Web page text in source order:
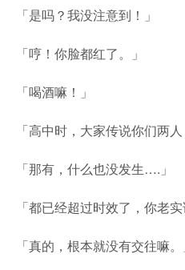
「是吗？我没注意到！」
「哼！你脸都红了。」
「喝酒嘛！」
「高中时，大家传说你们两
「那有，什么也没发生….」
「都已经超过时效了，你老实
「真的，根本就没有交往嘛。